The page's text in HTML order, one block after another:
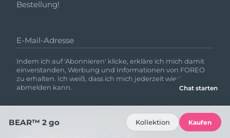
Bestellung!
E-Mail-Adresse
Indem ich auf 'Abonnieren' klicke, erkläre ich mich damit
einverstanden, Werbung und Informationen von FOREO
zu erhalten. Ich weiß, dass ich mich jederzeit wieder
abmelden kann.
Diese Seite ist durch reCAPTCHA geschützt, und es gelten
dieDatenschutzbestimmungen
und
Chat starten
BEAR™ 2 go Kollektion Kaufen